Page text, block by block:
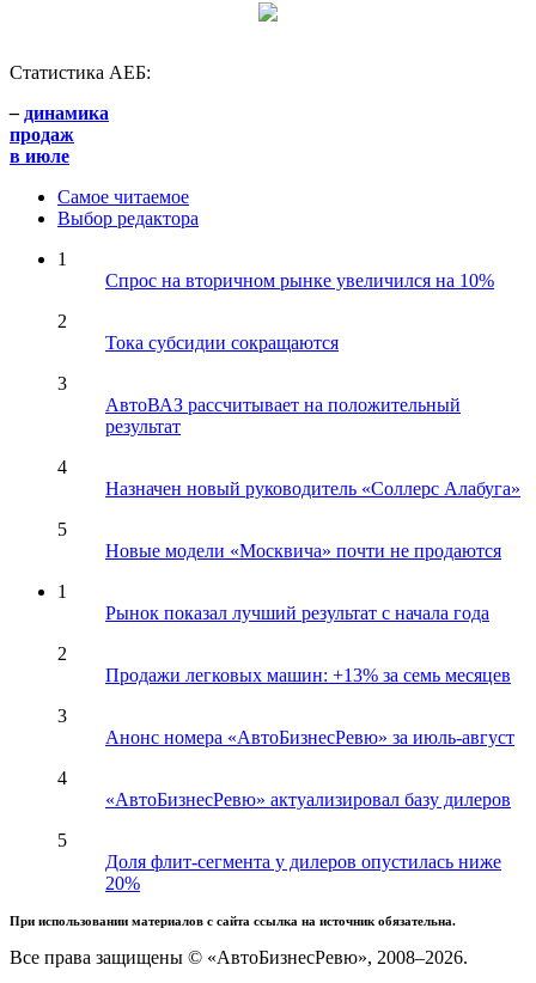
Статистика АЕБ:
– динамика
продаж
в июле
Самое читаемое
Выбор редактора
1
Спрос на вторичном рынке увеличился на 10%
2
Тока субсидии сокращаются
3
АвтоВАЗ рассчитывает на положительный
результат
4
Назначен новый руководитель «Соллерс Алабуга»
5
Новые модели «Москвича» почти не продаются
1
Рынок показал лучший результат с начала года
2
Продажи легковых машин: +13% за семь месяцев
3
Анонс номера «АвтоБизнесРевю» за июль-август
4
«АвтоБизнесРевю» актуализировал базу дилеров
5
Доля флит-сегмента у дилеров опустилась ниже
20%
При использовании материалов с сайта ссылка на источник обязательна.
Все права защищены © «АвтоБизнесРевю», 2008–2026.